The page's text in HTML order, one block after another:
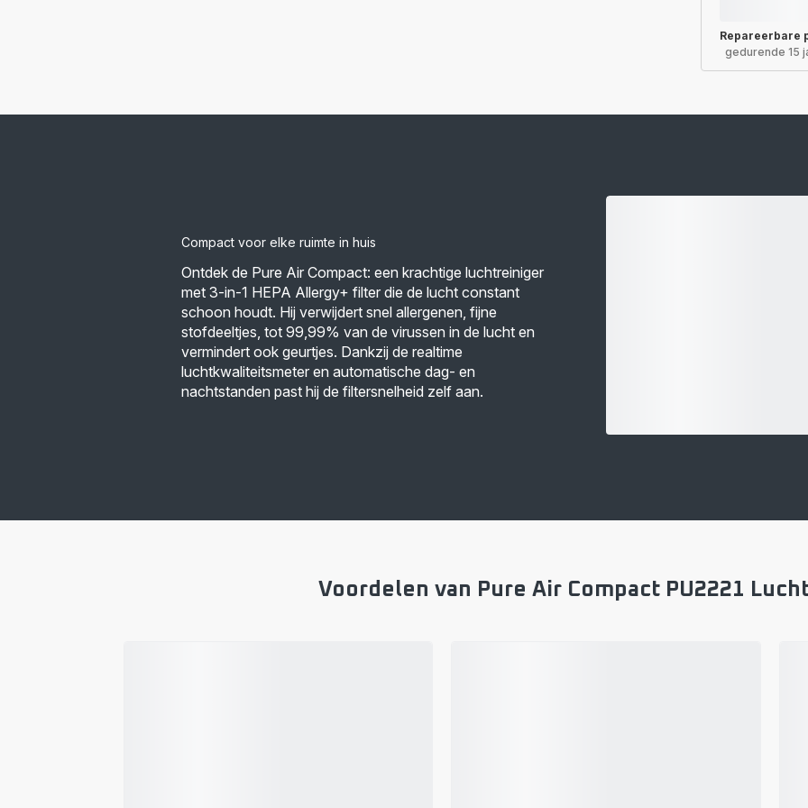
Repareerbare
gedurende 15
Compact voor elke ruimte in huis
Ontdek de Pure Air Compact: een krachtige luchtreiniger
met 3-in-1 HEPA Allergy+ filter die de lucht constant
schoon houdt. Hij verwijdert snel allergenen, fijne
stofdeeltjes, tot 99,99% van de virussen in de lucht en
vermindert ook geurtjes. Dankzij de realtime
luchtkwaliteitsmeter en automatische dag- en
nachtstanden past hij de filtersnelheid zelf aan.
Voordelen van Pure Air Compact PU2221